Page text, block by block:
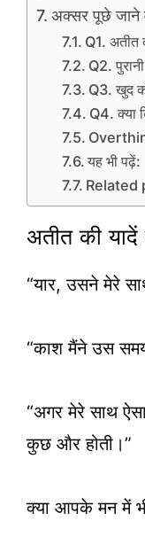
अक्सर पूछे जाने
Q1. अतीत
Q2.
Q3. खुद
Q4. क्या
यह भी पढ़ें:
Related
अतीत की यादें
“यार, उसने मेरे
“काश मैंने उस
“अगर मेरे साथ
कुछ और होती।”
क्या आपके मन में